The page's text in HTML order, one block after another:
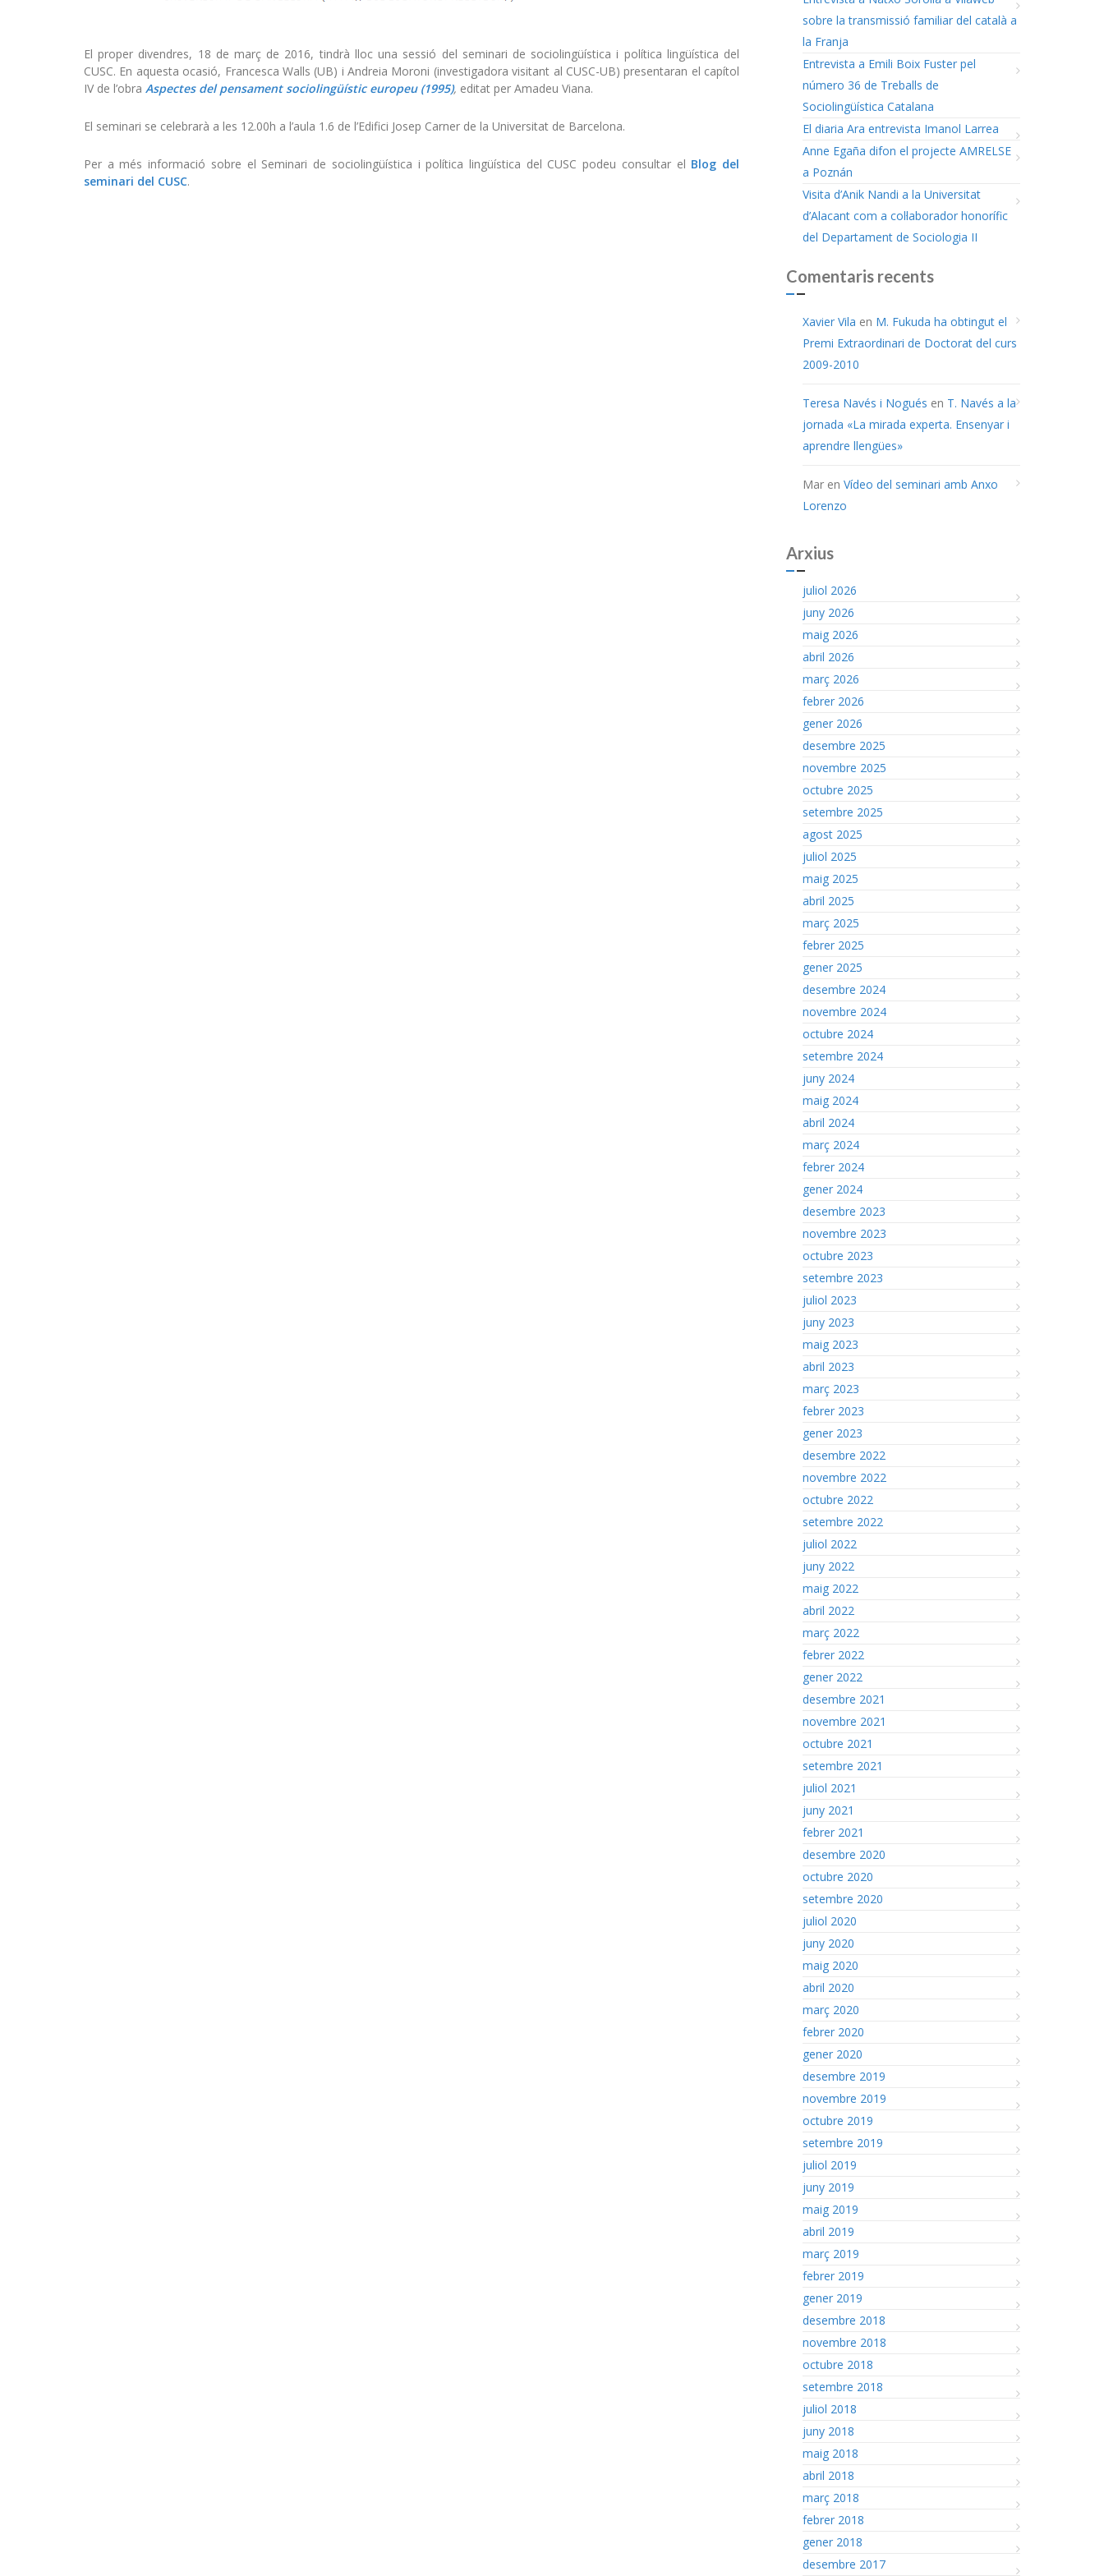
El proper divendres, 18 de març de 2016, tindrà lloc una sessió del seminari de sociolingüística i política lingüística del
CUSC. En aquesta ocasió, Francesca Walls (UB) i Andreia Moroni (investigadora visitant al CUSC-UB) presentaran el capítol
IV de l’obra Aspectes del pensament sociolingüístic europeu (1995), editat per Amadeu Viana.
El seminari se celebrarà a les 12.00h a l’aula 1.6 de l’Edifici Josep Carner de la Universitat de Barcelona.
Per a més informació sobre el Seminari de sociolingüística i política lingüística del CUSC podeu consultar el Blog del
seminari del CUSC.
sobre la transmissió familiar del català a
la Franja
Entrevista a Emili Boix Fuster pel
número 36 de Treballs de
Sociolingüística Catalana
El diaria Ara entrevista Imanol Larrea
Anne Egaña difon el projecte AMRELSE
a Poznán
Visita d’Anik Nandi a la Universitat
d’Alacant com a col·laborador honorífic
del Departament de Sociologia II
Comentaris recents
Xavier Vila en M. Fukuda ha obtingut el
Premi Extraordinari de Doctorat del curs
2009-2010
Teresa Navés i Nogués en T. Navés a la
jornada «La mirada experta. Ensenyar i
aprendre llengües»
Mar en Vídeo del seminari amb Anxo
Lorenzo
Arxius
juliol 2026
juny 2026
maig 2026
abril 2026
març 2026
febrer 2026
gener 2026
desembre 2025
novembre 2025
octubre 2025
setembre 2025
agost 2025
juliol 2025
maig 2025
abril 2025
març 2025
febrer 2025
gener 2025
desembre 2024
novembre 2024
octubre 2024
setembre 2024
juny 2024
maig 2024
abril 2024
març 2024
febrer 2024
gener 2024
desembre 2023
novembre 2023
octubre 2023
setembre 2023
juliol 2023
juny 2023
maig 2023
abril 2023
març 2023
febrer 2023
gener 2023
desembre 2022
novembre 2022
octubre 2022
setembre 2022
juliol 2022
juny 2022
maig 2022
abril 2022
març 2022
febrer 2022
gener 2022
desembre 2021
novembre 2021
octubre 2021
setembre 2021
juliol 2021
juny 2021
febrer 2021
desembre 2020
octubre 2020
setembre 2020
juliol 2020
juny 2020
maig 2020
abril 2020
març 2020
febrer 2020
gener 2020
desembre 2019
novembre 2019
octubre 2019
setembre 2019
juliol 2019
juny 2019
maig 2019
abril 2019
març 2019
febrer 2019
gener 2019
desembre 2018
novembre 2018
octubre 2018
setembre 2018
juliol 2018
juny 2018
maig 2018
abril 2018
març 2018
febrer 2018
gener 2018
desembre 2017